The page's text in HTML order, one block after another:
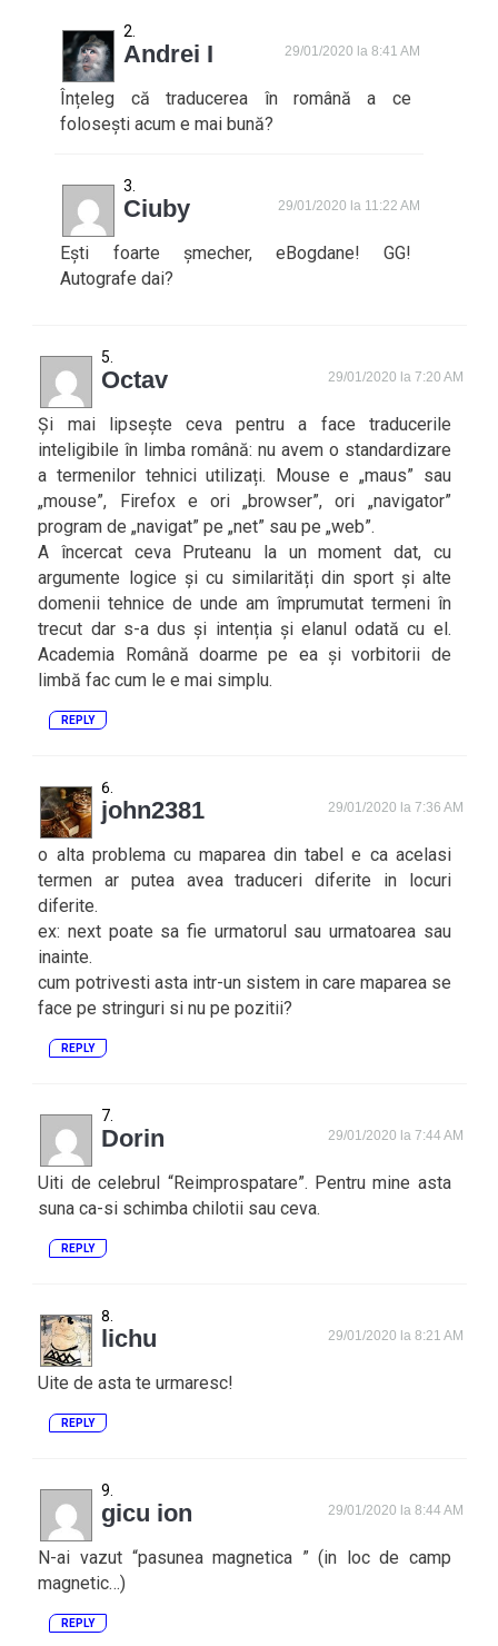
Andrei I 29/01/2020 la 8:41 AM
Înțeleg că traducerea în română a ce
folosești acum e mai bună?
Ciuby 29/01/2020 la 11:22 AM
Ești foarte șmecher, eBogdane! GG!
Autografe dai?
Octav 29/01/2020 la 7:20 AM
Și mai lipsește ceva pentru a face traducerile
inteligibile în limba română: nu avem o standardizare
a termenilor tehnici utilizați. Mouse e „maus” sau
„mouse”, Firefox e ori „browser”, ori „navigator”
program de „navigat” pe „net” sau pe „web”.
A încercat ceva Pruteanu la un moment dat, cu
argumente logice și cu similarități din sport și alte
domenii tehnice de unde am împrumutat termeni în
trecut dar s-a dus și intenția și elanul odată cu el.
Academia Română doarme pe ea și vorbitorii de
limbă fac cum le e mai simplu.
REPLY
john2381 29/01/2020 la 7:36 AM
o alta problema cu maparea din tabel e ca acelasi
termen ar putea avea traduceri diferite in locuri
diferite.
ex: next poate sa fie urmatorul sau urmatoarea sau
inainte.
cum potrivesti asta intr-un sistem in care maparea se
face pe stringuri si nu pe pozitii?
REPLY
Dorin 29/01/2020 la 7:44 AM
Uiti de celebrul “Reimprospatare”. Pentru mine asta
suna ca-si schimba chilotii sau ceva.
REPLY
lichu 29/01/2020 la 8:21 AM
Uite de asta te urmaresc!
REPLY
gicu ion 29/01/2020 la 8:44 AM
N-ai vazut “pasunea magnetica ” (in loc de camp
magnetic…)
REPLY